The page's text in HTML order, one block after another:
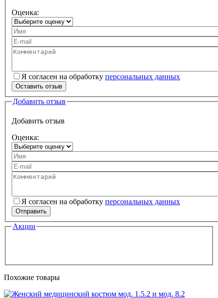
Оценка:
Ваше имя
Ваш e-mail
Текст вашего отзыва
Я согласен на обработку персональных данных
Персональные данные
Оставить отзыв
Добавить отзыв
Добавить отзыв
Оценка:
Ваше имя
Ваш e-mail
Комментарий
Я согласен на обработку персональных данных
Персональные данные
Отправить
Акции
Похожие товары